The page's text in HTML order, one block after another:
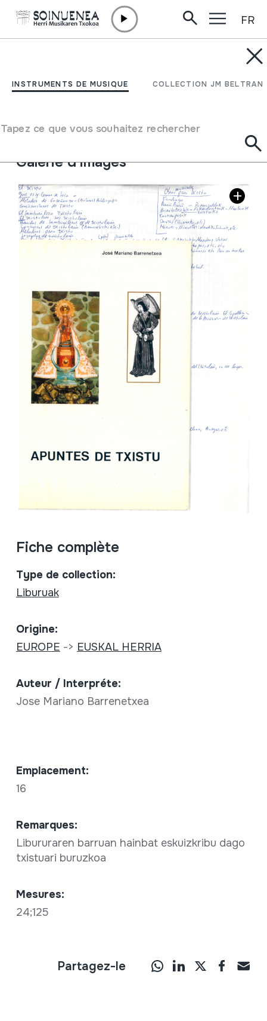
INSTRUMENTS DE MUSIQUE COLLECTION JM BELTRAN
Tapez ce que vous souhaitez rechercher
FR
Apuntes de txistu
Origine
EUROPE->EUSKAL HERRIA
Emplacement:
Galerie d'images
Fiche complète
Type de collection:
Liburuak
Origine:
EUROPE -> EUSKAL HERRIA
Auteur / Interpréte:
Jose Mariano Barrenetxea
Emplacement:
16
Remarques:
Libururaren barruan hainbat eskuizkribu dago
txistuari buruzkoa
Mesures:
24;125
Partagez-le